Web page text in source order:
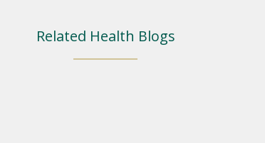
Related Health Blogs